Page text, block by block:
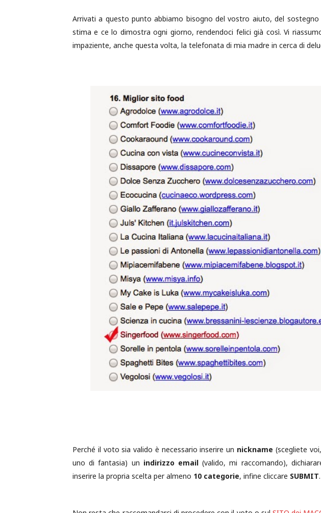
Arrivati a questo punto abbiamo bisogno del vostro aiuto, del sostegno
stima e ce lo dimostra ogni giorno, rendendoci felici già così. Vi
impaziente, anche questa volta, la telefonata di mia madre in cerca di
Perché il voto sia valido è necessario inserire un nickname (scegliete
uno di fantasia) un indirizzo email (valido, mi raccomando),
inserire la propria scelta per almeno 10 categorie, infine cliccare SUBMIT.